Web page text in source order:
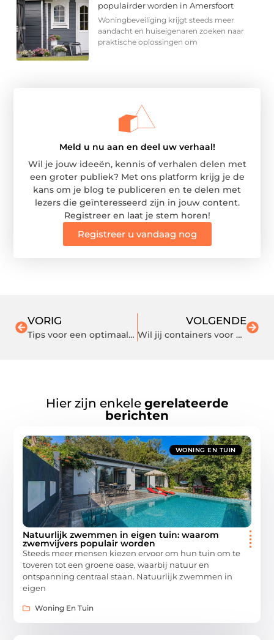
populairder worden in Amersfoort
Woningbeveiliging krijgt steeds meer
aandacht en huiseigenaren zoeken naar
praktische oplossingen om
Meld u nu aan en deel uw verhaal!
Wil je jouw ideeën, kennis of verhalen delen met
een groter publiek? Met ons platform krijg je de
kans om je blog te publiceren en te delen met
lezers die geïnteresseerd zijn in jouw content.
Registreer en laat je stem horen!
Registreer u vandaag nog
VORIG
Tips voor een optimaal beveiligd huis
VOLGENDE
Wil jij containers voor afval huren? Drie tips
Hier zijn enkele gerelateerde
berichten
WONING EN TUIN
Natuurlijk zwemmen in eigen tuin: waarom
zwemvijvers populair worden
Steeds meer mensen kiezen ervoor om hun tuin om te
toveren tot een groene oase, waarbij natuur en
ontspanning centraal staan. Natuurlijk zwemmen in
eigen
Woning En Tuin